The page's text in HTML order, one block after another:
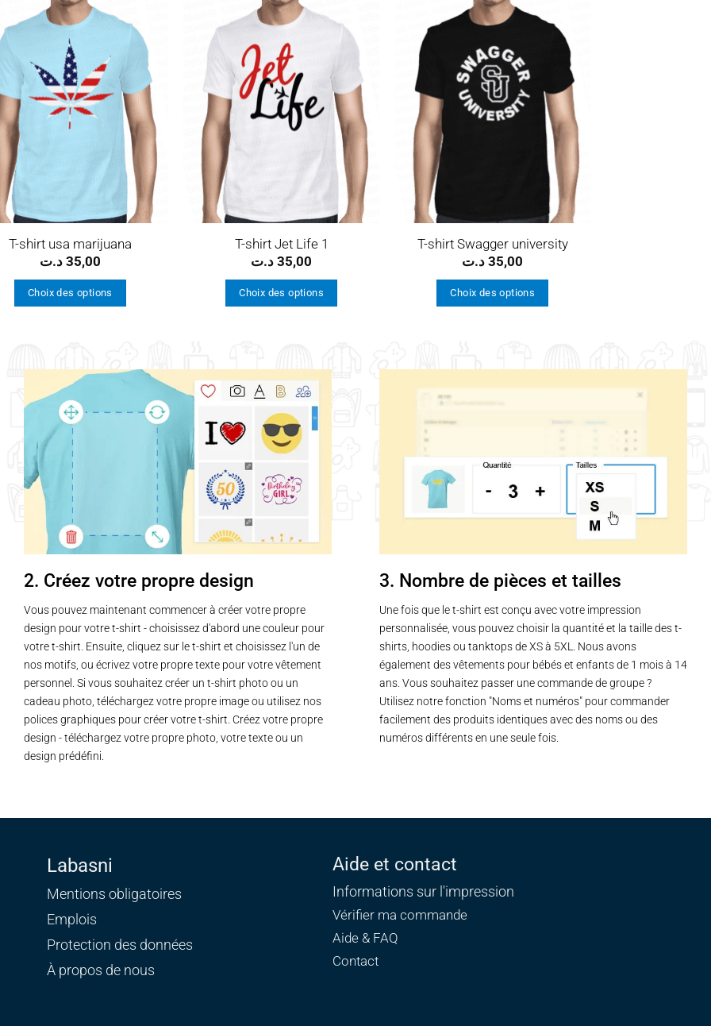
Ajouter
wishlist
T-shirt usa marijuana
35,00 د.ت
Choix des options
plusieurs
variations.
Les
options
peuvent
être
choisies
sur
la
du
produit
Ajouter
wishlist
T-shirt Jet Life 1
35,00 د.ت
Choix des options
plusieurs
variations.
Les
options
peuvent
être
choisies
la
produit
Ajouter
à la
wishlist
T-shirt Swagger university
35,00 د.ت
Choix des options
peuvent
choisies
sur
du
produit
2. Créez votre propre design
Vous pouvez maintenant commencer à créer votre propre
design pour votre t-shirt - choisissez d'abord une couleur pour
votre t-shirt. Ensuite, cliquez sur le t-shirt et choisissez l'un de
nos motifs, ou écrivez votre propre texte pour votre vêtement
personnel. Si vous souhaitez créer un t-shirt photo ou un
cadeau photo, téléchargez votre propre image ou utilisez nos
polices graphiques pour créer votre t-shirt. Créez votre propre
design - téléchargez votre propre photo, votre texte ou un
design prédéfini.
3. Nombre de pièces et tailles
Une fois que le t-shirt est conçu avec votre impression
personnalisée, vous pouvez choisir la quantité et la taille des t-
shirts, hoodies ou tanktops de XS à 5XL. Nous avons
également des vêtements pour bébés et enfants de 1 mois à 14
ans. Vous souhaitez passer une commande de groupe ?
Utilisez notre fonction "Noms et numéros" pour commander
facilement des produits identiques avec des noms ou des
numéros différents en une seule fois.
Labasni
Mentions obligatoires
Emplois
Protection des données
À propos de nous
Aide et contact
Informations sur l'impression
Vérifier ma commande
Aide & FAQ
Contact